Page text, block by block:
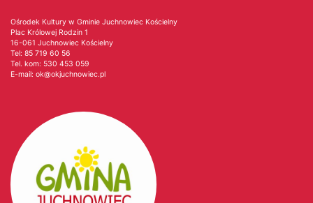
Ośrodek Kultury w Gminie Juchnowiec Kościelny
Plac Królowej Rodzin 1
16-061 Juchnowiec Kościelny
Tel: 85 719 60 56
Tel. kom: 530 453 059
E-mail: ok@okjuchnowiec.pl